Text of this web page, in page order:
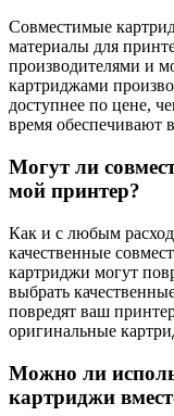
Совместимые
материалы для
производителями и
картриджами
доступнее по цене,
время обеспечивают
Могут ли
мой принтер?
Как и с любым
качественные
картриджи могут
выбрать
повредят ваш
оригинальные
Можно ли
картриджи